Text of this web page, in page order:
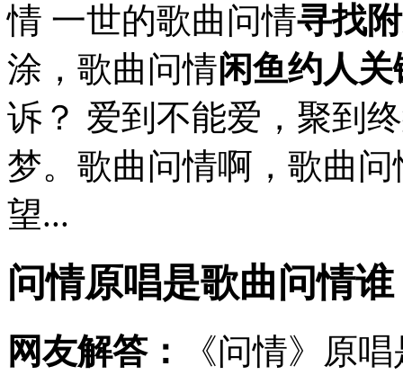
情 一世的歌曲问情寻找
涂，歌曲问情闲鱼约人关
诉？ 爱到不能爱，聚到
梦。歌曲问情啊，歌曲
望...
问情原唱是歌曲问情谁
网友解答：
《问情》原